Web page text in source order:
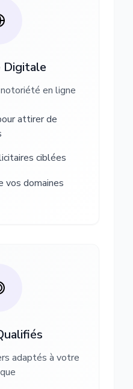
Digitale
en ligne
attirer de
ciblées
vos domaines
adaptés à votre